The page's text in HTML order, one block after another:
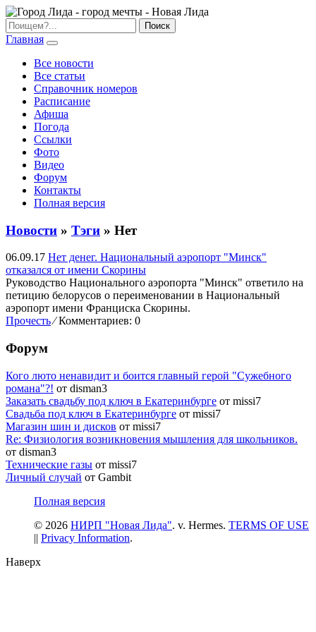
Главная
Все новости
Все статьи
Справочник номеров
Расписание
Афиша
Погода
Ссылки
Фото
Видео
Форум
Контакты
Полная версия
Новости » Тэги » Нет
06.09.17 Нет денег. Национальный аэропорт "Минск"
отказался от имени Скорины
Руководство Национального аэропорта "Минск" ответило на
петицию белорусов о переименовании в Национальный
аэропорт имени Франциска Скорины.
Прочесть ⁄Комментариев: 0
Форум
Кого люто ненавидит и боится главный герой "Сужебного
романа"?! от disman3
Заказать свадьбу под ключ в Екатеринбурге от missi7
Cвадьба под ключ в Екатеринбурге от missi7
Магазин шин и дисков от missi7
Re: Физиология возникновения мышления для школьников.
от disman3
Технические газы от missi7
Личный случай от Gambit
Полная версия
© 2026 НИРП "Новая Лида". v. Hermes. TERMS OF USE
|| Privacy Information.
Наверх